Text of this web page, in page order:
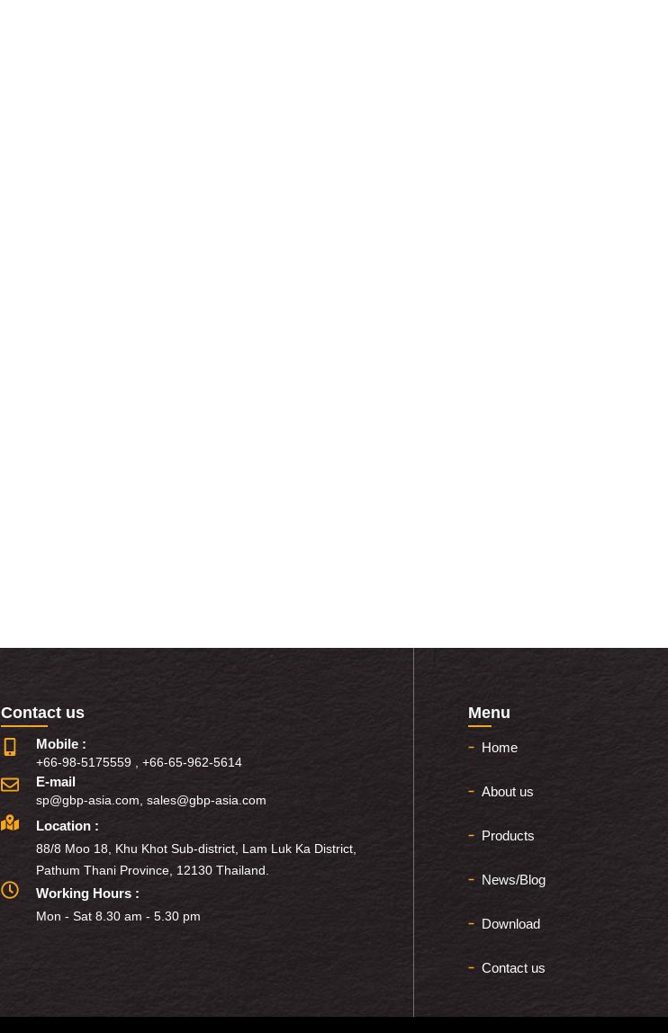
Contact us
Mobile :
+66-98-5175559 +66-65-962-5614
E-mail
sp@gbp-asia.com sales@gbp-asia.com
Location :
88/8 Moo 18, Khu Khot Sub-district, Lam Luk Ka District,
Pathum Thani Province, 12130 Thailand.
Working Hours :
Mon - Sat 8.30 am - 5.30 pm
Menu
Home
About us
Products
News/Blog
Download
Contact us